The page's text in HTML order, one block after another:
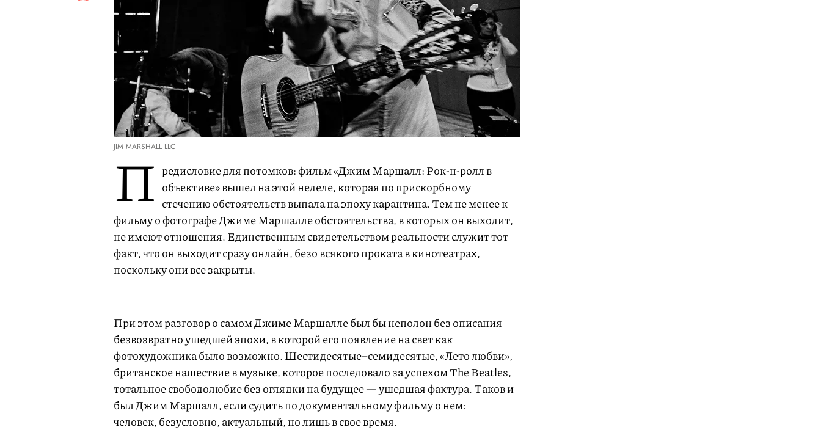
JIM MARSHALL LLC
П редисловие для потомков: фильм «Джим Маршалл: Рок-н-ролл в
объективе» вышел на этой неделе, которая по прискорбному
стечению обстоятельств выпала на эпоху карантина. Тем не менее к
фильму о фотографе Джиме Маршалле обстоятельства, в которых он выходит,
не имеют отношения. Единственным свидетельством реальности служит тот
факт, что он выходит сразу онлайн, безо всякого проката в кинотеатрах,
поскольку они все закрыты.
При этом разговор о самом Джиме Маршалле был бы неполон без описания
безвозвратно ушедшей эпохи, в которой его появление на свет как
фотохудожника было возможно. Шестидесятые–семидесятые, «Лето любви»,
британское нашествие в музыке, которое последовало за успехом The Beatles,
тотальное свободолюбие без оглядки на будущее — ушедшая фактура. Таков и
был Джим Маршалл, если судить по документальному фильму о нем:
человек, безусловно, актуальный, но лишь в свое время.